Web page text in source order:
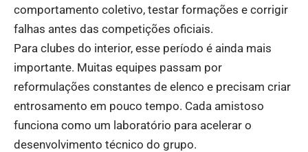
comportamento coletivo, testar formações e corrigir
falhas antes das competições oficiais.
Para clubes do interior, esse período é ainda mais
importante. Muitas equipes passam por
reformulações constantes de elenco e precisam criar
entrosamento em pouco tempo. Cada amistoso
funciona como um laboratório para acelerar o
desenvolvimento técnico do grupo.